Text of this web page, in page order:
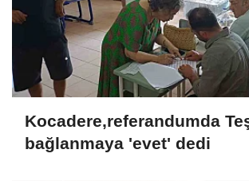
Kocadere,referandumda
bağlanmaya 'evet' dedi